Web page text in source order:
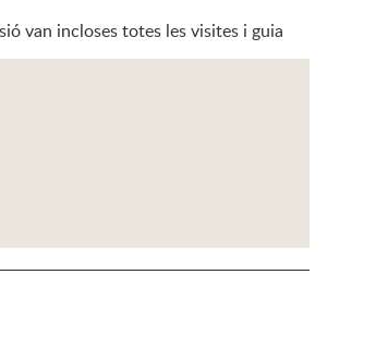
van incloses totes les visites i guia